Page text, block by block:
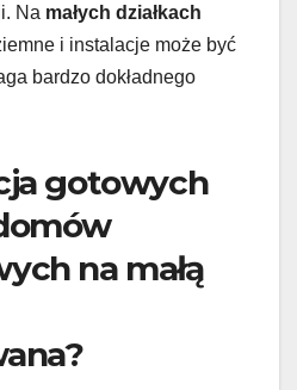
Na małych działkach
i instalacje może być
bardzo dokładnego
gotowych
na małą